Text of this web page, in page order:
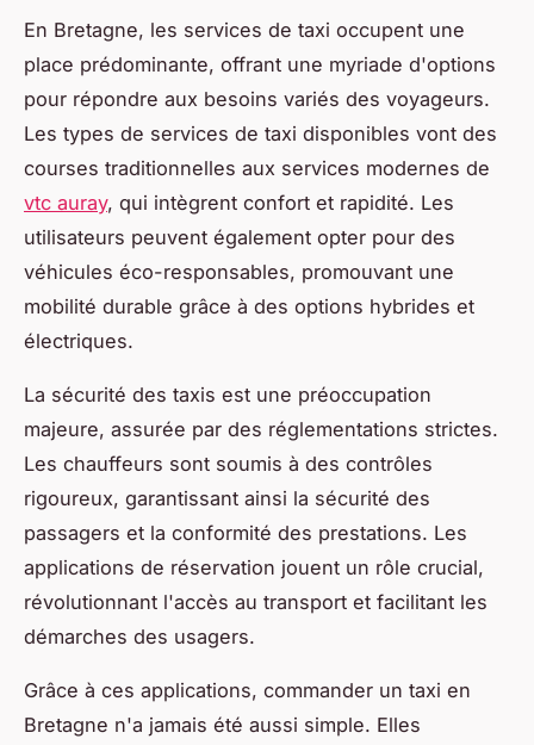
En Bretagne, les services de taxi occupent une
place prédominante, offrant une myriade d'options
pour répondre aux besoins variés des voyageurs.
Les types de services de taxi disponibles vont des
courses traditionnelles aux services modernes de
vtc auray, qui intègrent confort et rapidité. Les
utilisateurs peuvent également opter pour des
véhicules éco-responsables, promouvant une
mobilité durable grâce à des options hybrides et
électriques.
La sécurité des taxis est une préoccupation
majeure, assurée par des réglementations strictes.
Les chauffeurs sont soumis à des contrôles
rigoureux, garantissant ainsi la sécurité des
passagers et la conformité des prestations. Les
applications de réservation jouent un rôle crucial,
révolutionnant l'accès au transport et facilitant les
démarches des usagers.
Grâce à ces applications, commander un taxi en
Bretagne n'a jamais été aussi simple. Elles